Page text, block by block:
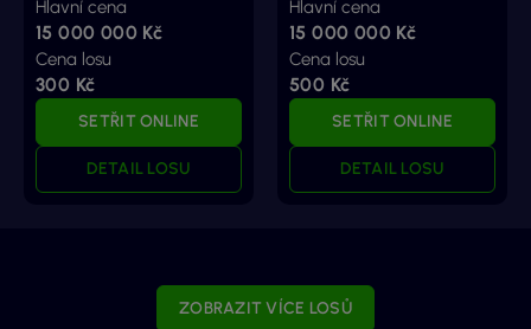
Hlavní cena
15 000 000 Kč
Cena losu
300 Kč
SETŘIT ONLINE
DETAIL LOSU
Hlavní cena
15 000 000 Kč
Cena losu
500 Kč
SETŘIT ONLINE
DETAIL LOSU
ZOBRAZIT VÍCE LOSŮ